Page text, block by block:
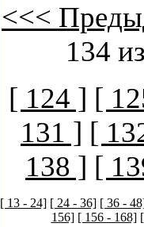
<<<
134
[ 124 ] [
131 ] [
138 ] [
[ 13 - 24] [ 24 - 36] [ 36 -
156] [ 156 - 168]